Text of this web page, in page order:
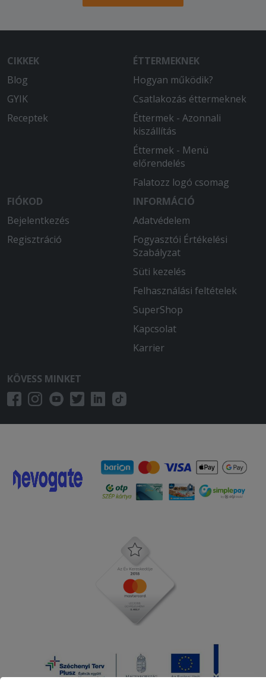
CIKKEK
Blog
GYIK
Receptek
ÉTTERMEKNEK
Hogyan működik?
Csatlakozás éttermeknek
Éttermek - Azonnali
kiszállítás
Éttermek - Menü
előrendelés
Falatozz logó csomag
FIÓKOD
Bejelentkezés
Regisztráció
INFORMÁCIÓ
Adatvédelem
Fogyasztói Értékelési
Szabályzat
Süti kezelés
Felhasználási feltételek
SuperShop
Kapcsolat
Karrier
KÖVESS MINKET